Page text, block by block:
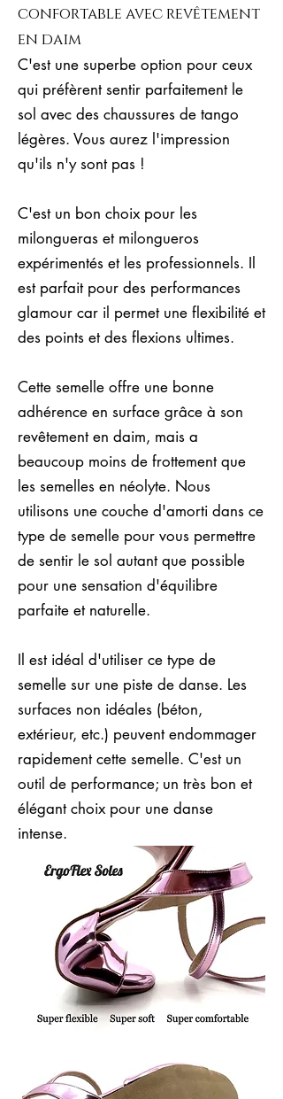
confortable avec revêtement
en daim
C'est une superbe option pour ceux
qui préfèrent sentir parfaitement le
sol avec des chaussures de tango
légères. Vous aurez l'impression
qu'ils n'y sont pas !
C'est un bon choix pour les
milongueras et milongueros
expérimentés et les professionnels. Il
est parfait pour des performances
glamour car il permet une flexibilité et
des points et des flexions ultimes.
Cette semelle offre une bonne
adhérence en surface grâce à son
revêtement en daim, mais a
beaucoup moins de frottement que
les semelles en néolyte. Nous
utilisons une couche d'amorti dans ce
type de semelle pour vous permettre
de sentir le sol autant que possible
pour une sensation d'équilibre
parfaite et naturelle.
Il est idéal d'utiliser ce type de
semelle sur une piste de danse. Les
surfaces non idéales (béton,
extérieur, etc.) peuvent endommager
rapidement cette semelle. C'est un
outil de performance; un très bon et
élégant choix pour une danse
intense.